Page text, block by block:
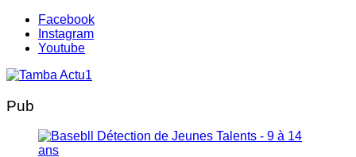
Aller
contenu
Facebook
Instagram
Youtube
Pub